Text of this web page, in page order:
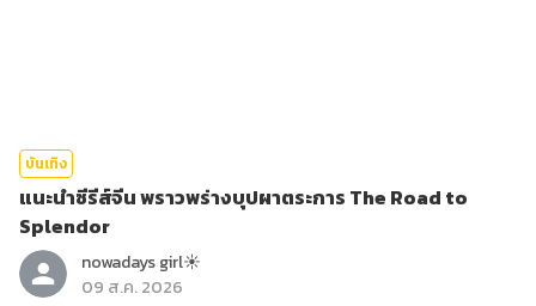
บันเทิง
แนะนำซีรีส์จีน พราวพร่างบุปผาตระการ The Road to
Splendor
nowadays girl☀︎︎
09 ส.ค. 2026